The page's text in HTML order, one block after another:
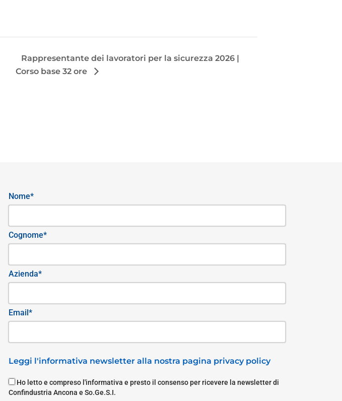
Rappresentante dei lavoratori per la sicurezza 2026 |
Corso base 32 ore
Nome*
Cognome*
Azienda*
Email*
Leggi l'informativa newsletter alla nostra pagina privacy policy
Ho letto e compreso l'informativa e presto il consenso per ricevere la newsletter di
Confindustria Ancona e So.Ge.S.I.